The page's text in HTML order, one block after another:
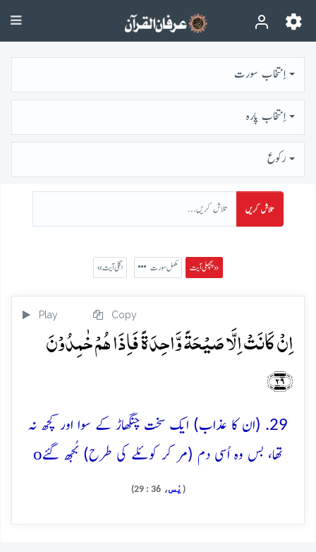
اِنتخاب سورت
اِنتخاب پارہ
رُكوع
تلاش کریں
پچھلی آیت » مکمل سورت « اگلی آیت
Play Copy
اِنۡ کَانَتۡ اِلَّا صَیۡحَۃً وَّاحِدَۃً فَاِذَا ہُمۡ خٰمِدُوۡنَ
﴿۲۹﴾
29. (ان کا عذاب) ایک سخت چنگھاڑ کے سوا اور کچھ نہ
تھا، بس وہ اُسی دم (مر کر کوئلے کی طرح) بُجھ گئےo
( يٰس، 36 : 29)